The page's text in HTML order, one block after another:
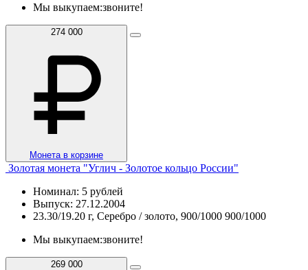
Мы выкупаем:звоните!
274 000
Монета в корзине
Золотая монета "Углич - Золотое кольцо России"
Номинал: 5 рублей
Выпуск: 27.12.2004
23.30/19.20 г, Серебро / золото, 900/1000 900/1000
Мы выкупаем:звоните!
269 000